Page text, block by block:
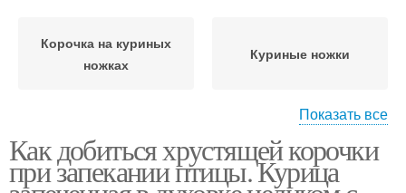
Корочка на куриных
ножках
Куриные ножки
Ножки в панировке Корочка на курице
Показать все
Как добиться хрустящей корочки
при запекании птицы. Курица